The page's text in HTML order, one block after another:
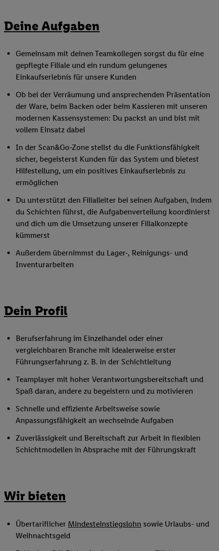
Deine Aufgaben
Gemeinsam mit deinen Teamkollegen sorgst du für eine
gepflegte Filiale und ein rundum gelungenes
Einkaufserlebnis für unsere Kunden
Ob bei der Verräumung und ansprechenden Präsentation
der Ware, beim Backen oder beim Kassieren mit unseren
modernen Kassensystemen: Du packst an und bist mit
vollem Einsatz dabei
In der Scan&Go-Zone stellst du die Funktionsfähigkeit
sicher, begeisterst Kunden für das System und bietest
Hilfestellung, um ein positives Einkaufserlebnis zu
ermöglichen
Du unterstützt den Filialleiter bei seinen Aufgaben, indem
du Schichten führst, die Aufgabenverteilung koordinierst
und dich um die Umsetzung unserer Filialkonzepte
kümmerst
Außerdem übernimmst du Lager-, Reinigungs- und
Inventurarbeiten
Dein Profil
Berufserfahrung im Einzelhandel oder einer
vergleichbaren Branche mit idealerweise erster
Führungserfahrung z. B. in der Schichtleitung
Teamplayer mit hoher Verantwortungsbereitschaft und
Spaß daran, andere zu begeistern und zu motivieren
Schnelle und effiziente Arbeitsweise sowie
Anpassungsfähigkeit an wechselnde Aufgaben
Zuverlässigkeit und Bereitschaft zur Arbeit in flexiblen
Schichtmodellen in Absprache mit der Führungskraft
Wir bieten
Übertariflicher Mindesteinstiegslohn sowie Urlaubs- und
Weihnachtsgeld